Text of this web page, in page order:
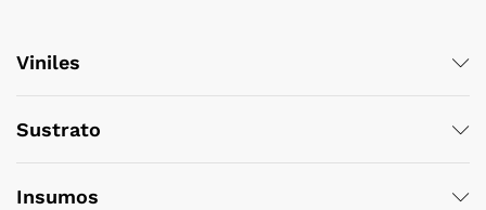
Viniles
Sustrato
Insumos